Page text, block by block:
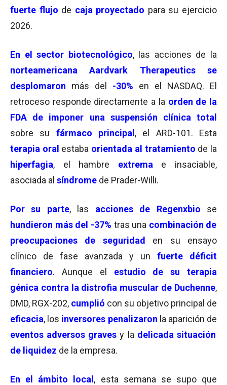
fuerte flujo de caja proyectado para su ejercicio
2026.
En el sector biotecnológico, las acciones de la
norteamericana Aardvark Therapeutics se
desplomaron más del -30%
en el NASDAQ. El
retroceso responde directamente a la orden de la
FDA de imponer una suspensión clínica total
sobre su fármaco principal , el ARD-101. Esta
terapia oral estaba orientada al tratamiento de la
hiperfagia, el hambre extrema
e insaciable,
asociada al síndrome de Prader-Willi.
Por su parte, las acciones de Regenxbio se
hundieron más del -37% tras una combinación de
preocupaciones de seguridad
en su ensayo
clínico de fase avanzada y un fuerte déficit
financiero. Aunque el estudio de su terapia
génica contra la distrofia muscular de Duchenne,
DMD, RGX-202, cumplió con su objetivo principal de
eficacia, los inversores penalizaron la aparición de
eventos adversos gravesy la delicada situación
de liquidez de la empresa.
En el ámbito local , esta semana se supo que